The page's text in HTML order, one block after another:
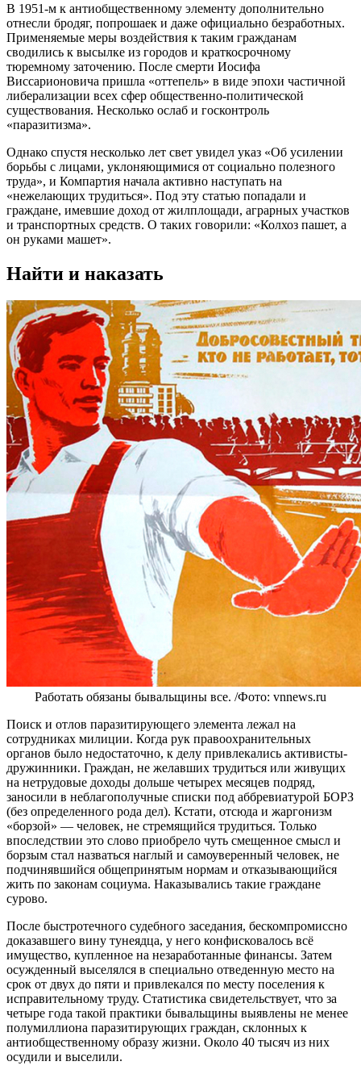
В 1951-м к антиобщественному элементу дополнительно
отнесли бродяг, попрошаек и даже официально безработных.
Применяемые меры воздействия к таким гражданам
сводились к высылке из городов и краткосрочному
тюремному заточению. После смерти Иосифа
Виссарионовича пришла «оттепель» в виде эпохи частичной
либерализации всех сфер общественно-политической
существования. Несколько ослаб и госконтроль
«паразитизма».
Однако спустя несколько лет свет увидел указ «Об усилении
борьбы с лицами, уклоняющимися от социально полезного
труда», и Компартия начала активно наступать на
«нежелающих трудиться». Под эту статью попадали и
граждане, имевшие доход от жилплощади, аграрных участков
и транспортных средств. О таких говорили: «Колхоз пашет, а
он руками машет».
Найти и наказать
Работать обязаны бывальщины все. /Фото: vnnews.ru
Поиск и отлов паразитирующего элемента лежал на
сотрудниках милиции. Когда рук правоохранительных
органов было недостаточно, к делу привлекались активисты-
дружинники. Граждан, не желавших трудиться или живущих
на нетрудовые доходы дольше четырех месяцев подряд,
заносили в неблагополучные списки под аббревиатурой БОРЗ
(без определенного рода дел). Кстати, отсюда и жаргонизм
«борзой» — человек, не стремящийся трудиться. Только
впоследствии это слово приобрело чуть смещенное смысл и
борзым стал назваться наглый и самоуверенный человек, не
подчинявшийся общепринятым нормам и отказывающийся
жить по законам социума. Наказывались такие граждане
сурово.
После быстротечного судебного заседания, бескомпромиссно
доказавшего вину тунеядца, у него конфисковалось всё
имущество, купленное на незаработанные финансы. Затем
осужденный выселялся в специально отведенную место на
срок от двух до пяти и привлекался по месту поселения к
исправительному труду. Статистика свидетельствует, что за
четыре года такой практики бывальщины выявлены не менее
полумиллиона паразитирующих граждан, склонных к
антиобщественному образу жизни. Около 40 тысяч из них
осудили и выселили.